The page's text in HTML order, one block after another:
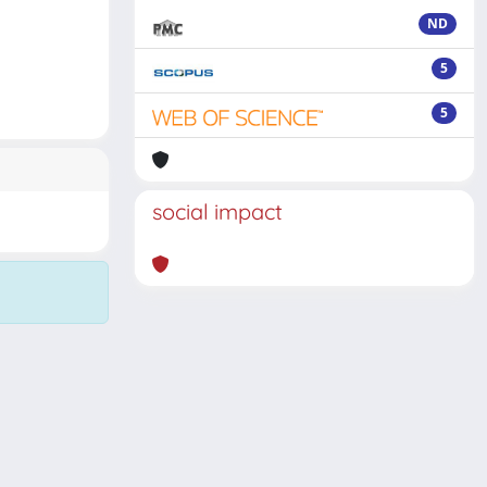
ND
5
5
social impact